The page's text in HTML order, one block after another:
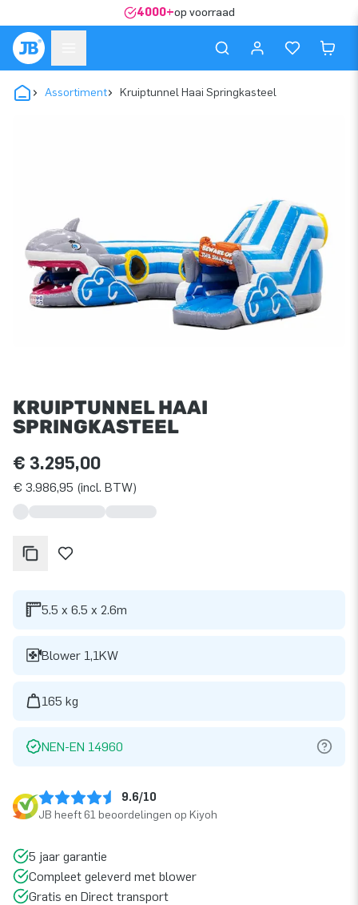
4000+op voorraad
Assortiment Kruiptunnel Haai Springkasteel
KRUIPTUNNEL HAAI
SPRINGKASTEEL
€ 3.295,00
€ 3.986,95 (incl. BTW)
5.5 x 6.5 x 2.6m
Blower 1,1KW
165 kg
NEN-EN 14960
9.6/10
JB heeft 61 beoordelingen op Kiyoh
5 jaar garantie
Compleet geleverd met blower
Gratis en Direct transport